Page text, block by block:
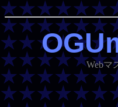
Webマ